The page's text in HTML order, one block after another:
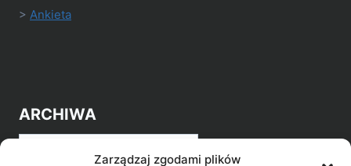
Zarządzaj zgodami plików
> Ankieta
ARCHIWA
Archiwa